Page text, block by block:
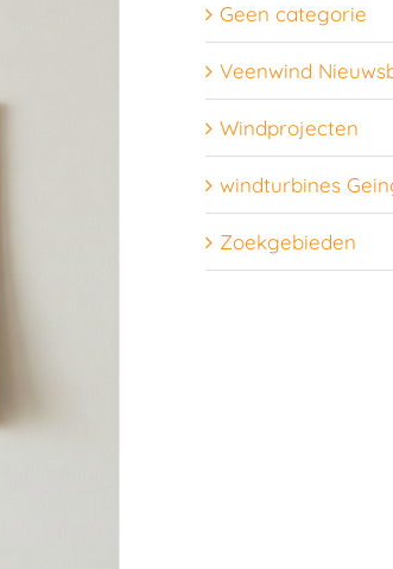
Geen categorie
Veenwind
Windprojecten
windturbines
Zoekgebieden